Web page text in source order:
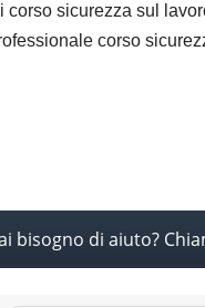
sicurezza sul
corso
bisogno di aiuto?